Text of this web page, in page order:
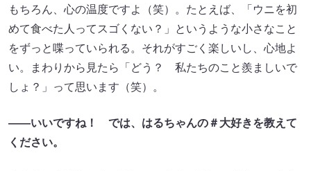
もちろん、心の温度ですよ（笑）。たとえば、「ウニを初
めて食べた人ってスゴくない？」というような小さなこと
をずっと喋っていられる。それがすごく楽しいし、心地よ
い。まわりから見たら「どう？ 私たちのこと羨ましいで
しょ？」って思います（笑）。
――いいですね！ では、 はるちゃんの＃大好きを教えて
ください。